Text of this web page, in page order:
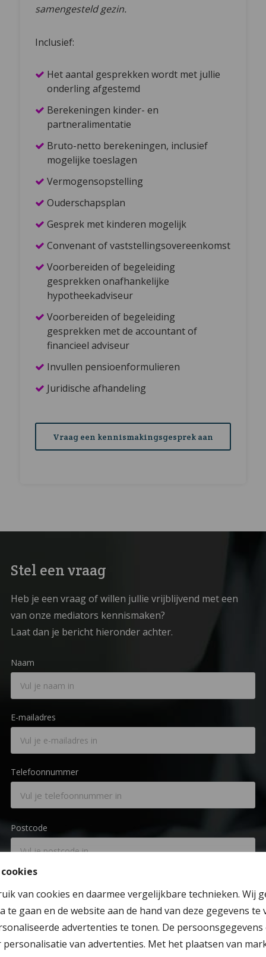
van cookies en daarmee vergelijkbare technieken. Wij
gaan en de website aan de hand van deze gegevens
advertenties te tonen. De
van advertenties. Met het plaatsen van
samengesteld gezin.
Inclusief:
Het aantal gesprekken wordt met jullie
onderling afgestemd
Berekeningen kinder- en
partneralimentatie
Bruto-netto berekeningen, inclusief
mogelijke toeslagen
Vermogensopstelling
Ouderschapsplan
Gesprek met kinderen mogelijk
Convenant of vaststellingsovereenkomst
Voorbereiden of begeleiding
gesprekken onafhankelijke
hypotheekadviseur
Voorbereiden of begeleiding
gesprekken met de accountant of
financieel adviseur
Invullen pensioenformulieren
Juridische afhandeling
Vraag een kennismakingsgesprek aan
Stel een vraag
Heb je een vraag of willen jullie vrijblijvend met een
van onze mediators kennismaken?
Laat dan je bericht hieronder achter.
Naam
E-mailadres
Telefoonnummer
Postcode